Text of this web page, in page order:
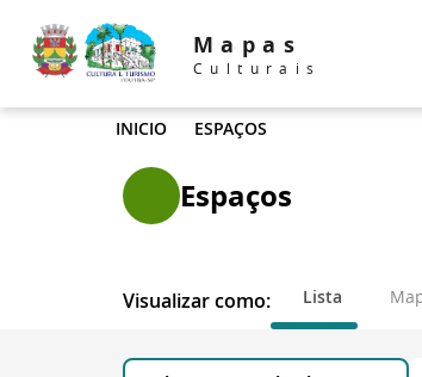
Mapas
Culturais
INICIO ESPAÇOS
Espaços
Visualizar como: Lista